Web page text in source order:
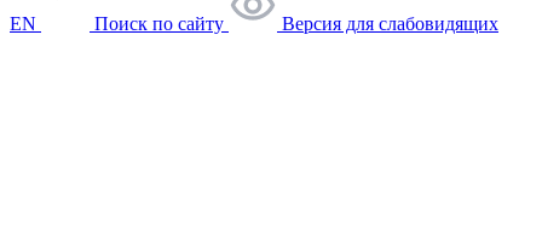
EN Поиск по сайту Версия для слабовидящих